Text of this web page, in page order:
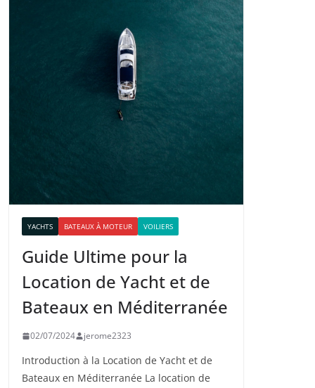
YACHTS BATEAUX À MOTEUR VOILIERS
Guide Ultime pour la
Location de Yacht et de
Bateaux en Méditerranée
02/07/2024 jerome2323
Introduction à la Location de Yacht et de
Bateaux en Méditerranée La location de